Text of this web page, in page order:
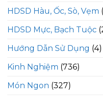
HDSD Hàu, Ốc, Sò, Vẹm
HDSD Mực, Bạch Tuộc
Hướng Dẫn Sử Dụng (4)
Kinh Nghiệm (736)
Món Ngon (327)